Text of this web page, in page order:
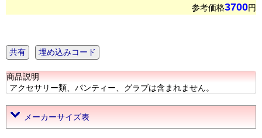
参考価格3700円
共有 埋め込みコード
商品説明
アクセサリー類、パンティー、グラブは含まれません。
メーカーサイズ表